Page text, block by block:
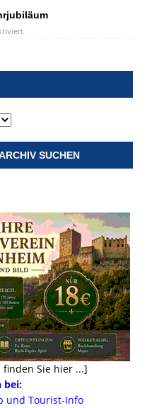
SUCHEN
Sie hier ...]
bei:
und Tourist-Info